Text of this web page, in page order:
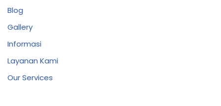
Blog
Gallery
Informasi
Layanan Kami
Our Services